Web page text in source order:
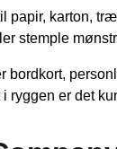
papir, karton,
stemple
bordkort,
ryggen er det